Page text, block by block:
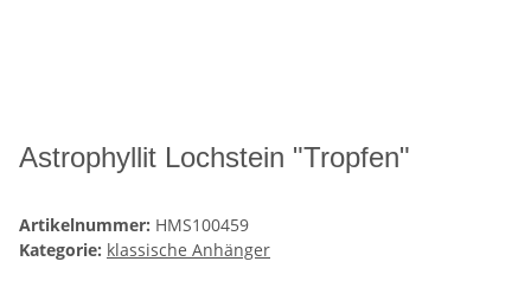
Astrophyllit Lochstein "Tropfen"
Artikelnummer: HMS100459
Kategorie: klassische Anhänger